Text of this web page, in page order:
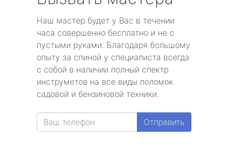
Наш мастер будет у Вас в течении
часа совершенно бесплатно и не с
пустыми руками. Благодаря большому
опыту за спиной у специалиста всегда
с собой в наличии полный спектр
инструметов на все виды поломок
садовой и бензиновой техники.
Отправить